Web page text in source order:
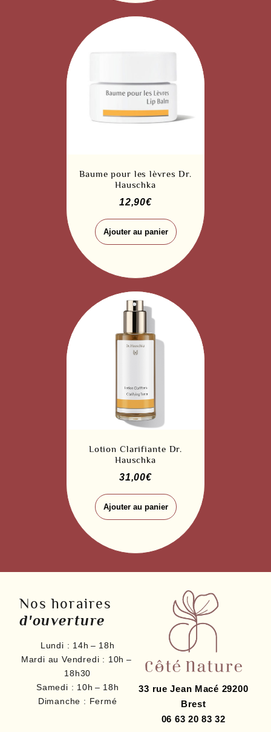
Baume pour les lèvres Dr.
Hauschka
12,90€
Ajouter au panier
Lotion Clarifiante Dr.
Hauschka
31,00€
Ajouter au panier
33 rue Jean Macé 29200
Brest
06 63 20 83 32
Nos horaires
d'ouverture
Lundi : 14h – 18h
Mardi au Vendredi : 10h –
18h30
Samedi : 10h – 18h
Dimanche : Fermé